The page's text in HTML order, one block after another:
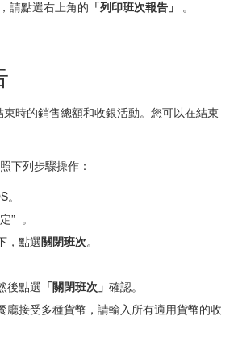
請點選右上角的 「列印班次報告」 。
時的銷售總額和收銀活動。您可以在結束
下列步驟操作：
” 。
，點選關閉班次。
後點選 「關閉班次」 確認。
廳接受多種貨幣，請輸入所有適用貨幣的收